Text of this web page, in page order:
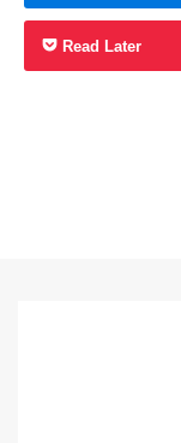
Read Later